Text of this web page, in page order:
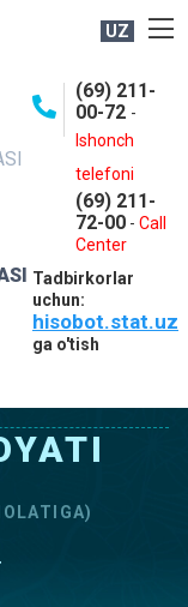
UZ
(69) 211-
00-72 -
Ishonch
telefoni
(69) 211-
72-00 - Call
Center
Tadbirkorlar
uchun:
hisobot.stat.uz
ga o'tish